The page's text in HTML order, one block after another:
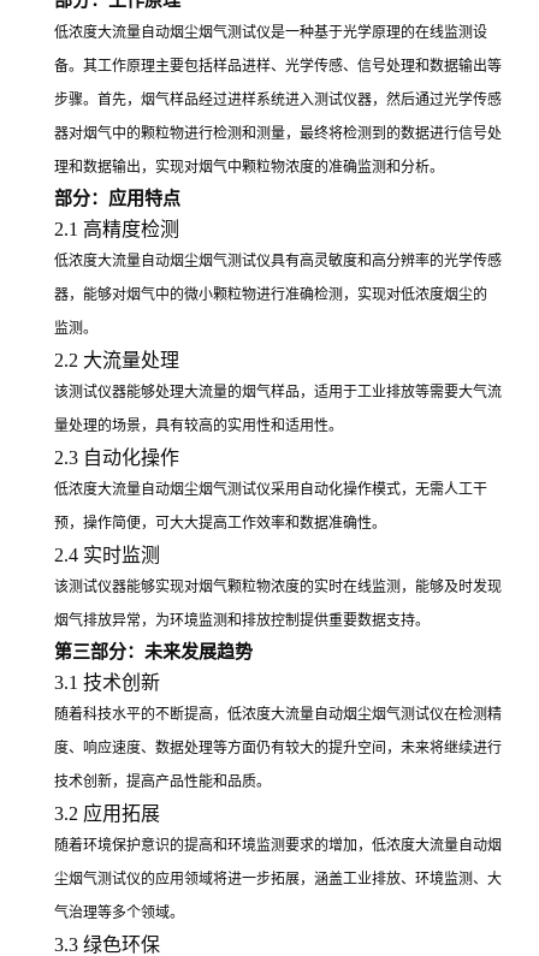
低浓度大流量自动烟尘烟气测试仪是一种基于光学原理的在线监测设
备。其工作原理主要包括样品进样、光学传感、信号处理和数据输出等
步骤。首先，烟气样品经过进样系统进入测试仪器，然后通过光学传感
器对烟气中的颗粒物进行检测和测量，最终将检测到的数据进行信号处
理和数据输出，实现对烟气中颗粒物浓度的准确监测和分析。
部分：应用特点
2.1 高精度检测
低浓度大流量自动烟尘烟气测试仪具有高灵敏度和高分辨率的光学传感
器，能够对烟气中的微小颗粒物进行准确检测，实现对低浓度烟尘的
监测。
2.2 大流量处理
该测试仪器能够处理大流量的烟气样品，适用于工业排放等需要大气流
量处理的场景，具有较高的实用性和适用性。
2.3 自动化操作
低浓度大流量自动烟尘烟气测试仪采用自动化操作模式，无需人工干
预，操作简便，可大大提高工作效率和数据准确性。
2.4 实时监测
该测试仪器能够实现对烟气颗粒物浓度的实时在线监测，能够及时发现
烟气排放异常，为环境监测和排放控制提供重要数据支持。
第三部分：未来发展趋势
3.1 技术创新
随着科技水平的不断提高，低浓度大流量自动烟尘烟气测试仪在检测精
度、响应速度、数据处理等方面仍有较大的提升空间，未来将继续进行
技术创新，提高产品性能和品质。
3.2 应用拓展
随着环境保护意识的提高和环境监测要求的增加，低浓度大流量自动烟
尘烟气测试仪的应用领域将进一步拓展，涵盖工业排放、环境监测、大
气治理等多个领域。
3.3 绿色环保